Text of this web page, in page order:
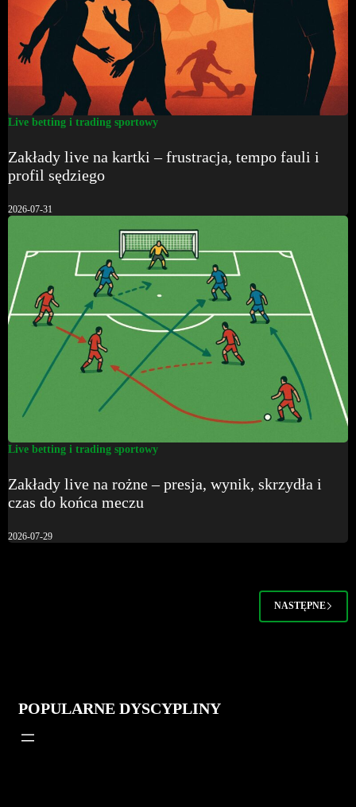
Live betting i trading sportowy
Zakłady live na kartki – frustracja, tempo fauli i
profil sędziego
2026-07-31
Live betting i trading sportowy
Zakłady live na rożne – presja, wynik, skrzydła i
czas do końca meczu
2026-07-29
NASTĘPNE
POPULARNE DYSCYPLINY